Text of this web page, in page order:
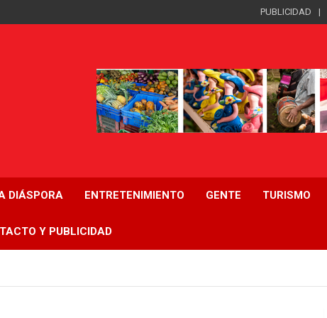
PUBLICIDAD
DIÁSPORA ENTRETENIMIENTO GENTE TURISMO
Y PUBLICIDAD